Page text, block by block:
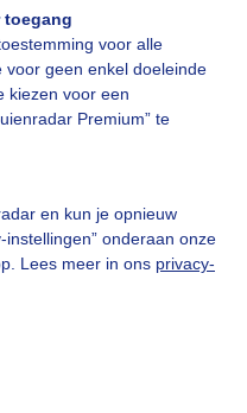
toegang
voor alle
voor geen enkel doeleinde
kiezen voor een
Premium” te
en kun je opnieuw
onderaan onze
Lees meer in ons privacy-